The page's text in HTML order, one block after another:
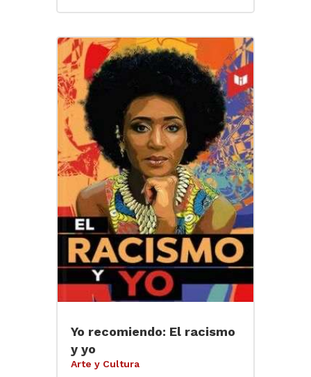
Yo recomiendo: El racismo
y yo
Arte y Cultura